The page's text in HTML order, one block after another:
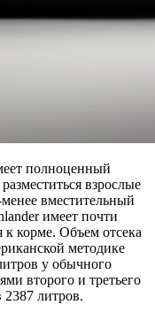
полноценный
взрослые
вместительный
имеет почти
к корме. Объем отсека
методике
у обычного
второго и третьего
2387 литров.